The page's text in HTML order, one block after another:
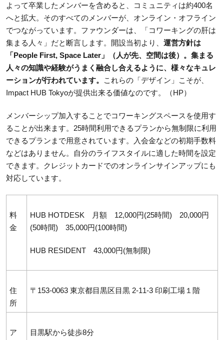
よって卒業したメンバーを含めると、コミュニティは約400名
へと拡大。そのすべてのメンバーが、オンライン・オフライン
でつながっています。ファウンダーは、「コワーキングの肝は
集まる人々」だと断言します。開設当初より、 運営方針は
「People First, Space Later」（人が先、空間は後）。集まる
人々の知識や経験がうまく融合し合えるように、様々なキュレ
ーションが行われています。
これらの「デザイン」こそが、
Impact HUB Tokyoが提供出来る価値なのです。（HP）
メンバーシップ加入することでコワーキングスペースを使用す
ることが出来ます。25時間利用できるプランから無制限に利用
できるプランまで用意されています。入会金などの初期手数料
などはありません。自分のライフスタイルに適した時間を設定
できます。クレジットカードでのオンラインサインアップにも
対応しています。
料
金
HUB HOTDESK 月額 12,000円(25時間) 20,000円
(50時間) 35,000円(100時間)
HUB RESIDENT 43,000円(無制限)
住
所
〒153-0063 東京都目黒区目黒 2-11-3 印刷工場１階
ア 目黒駅から徒歩8分